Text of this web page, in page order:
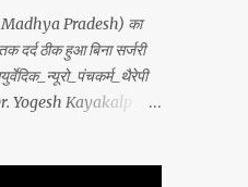
Ayurvedic Neuro
is a combination of
Nadi Steam
Therapy, Cuping
petadard - dharan
Pradesh) का
ठीक हुआ बिना सर्जरी
Yogesh Kayakalp